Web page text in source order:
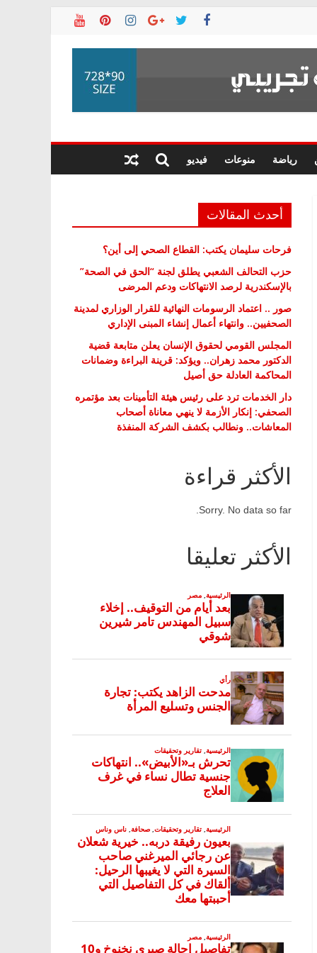
رياضة منوعات فيديو
أحدث المقالات
فرحات سليمان يكتب: القطاع الصحي إلى أين؟
حزب التحالف الشعبي يطلق لجنة “الحق في الصحة”
بالإسكندرية لرصد الانتهاكات ودعم المرضى
صور .. اعتماد الرسومات النهائية للقرار الوزاري لمدينة
الصحفيين.. وانتهاء أعمال إنشاء المبنى الإداري
المجلس القومي لحقوق الإنسان يعلن متابعة قضية
الدكتور محمد زهران.. ويؤكد: قرينة البراءة وضمانات
المحاكمة العادلة حق أصيل
دار الخدمات ترد على رئيس هيئة التأمينات بعد مؤتمره
الصحفي: إنكار الأزمة لا ينهي معاناة أصحاب
المعاشات.. ونطالب بكشف الشركة المنفذة
الأكثر قراءة
Sorry. No data so far.
الأكثر تعليقا